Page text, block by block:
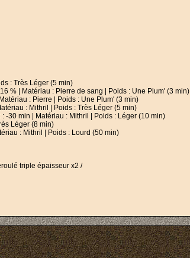
: Très Léger (5 min)
% | Matériau : Pierre de sang | Poids : Une Plum' (3 min)
: Pierre | Poids : Une Plum' (3 min)
: Mithril | Poids : Très Léger (5 min)
-30 min | Matériau : Mithril | Poids : Léger (10 min)
Léger (8 min)
: Mithril | Poids : Lourd (50 min)
triple épaisseur x2 /